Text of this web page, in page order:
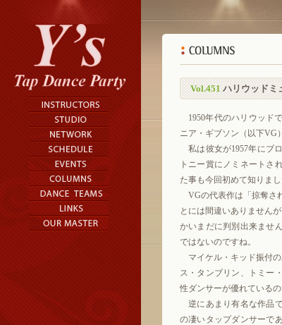
Vol.451ハリウッドミ
1950年代のハリウッド
ニア・ギブソン（以下VG
私は彼女が1957年にブ
トニー賞にノミネートさ
た事も今回初めて知りまし
VGの代表作は「掠奪さ
とには間違いありません
かいまだに判別出来ませ
ではないのですね。
マイケル・キッド振付の
ス・タンブリン、トミー
性ダンサーが優れている
逆にあまり有名な作品
の凄いタップダンサーで